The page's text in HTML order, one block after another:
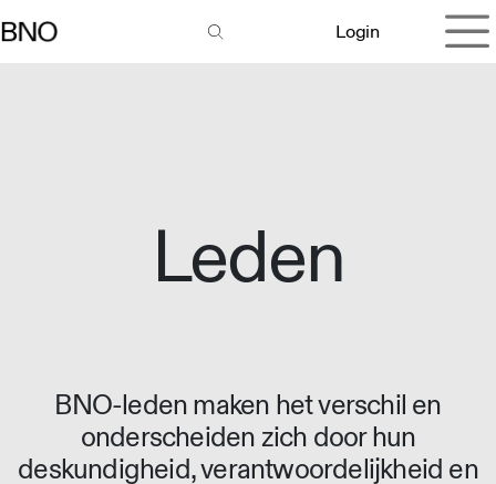
Login
Leden
BNO-leden maken het verschil en
onderscheiden zich door hun
deskundigheid, verantwoordelijkheid en